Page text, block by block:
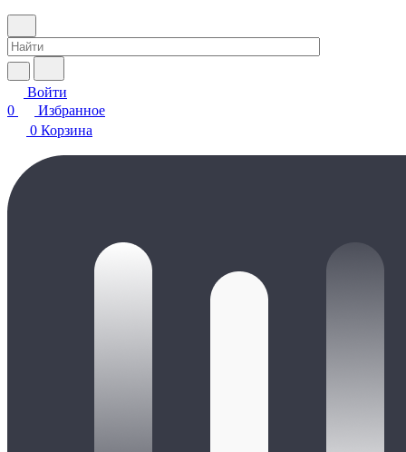
Войти
0
Избранное
0 Корзина